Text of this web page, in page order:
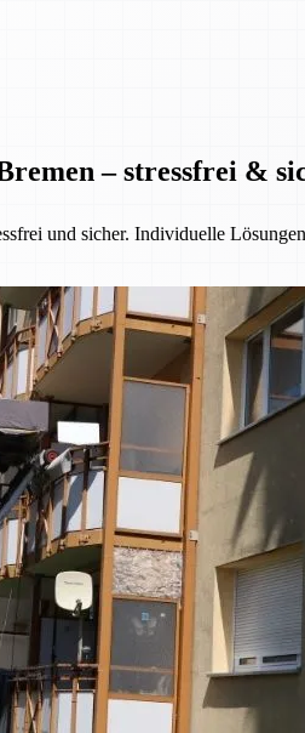
– stressfrei &
und sicher. Individuelle